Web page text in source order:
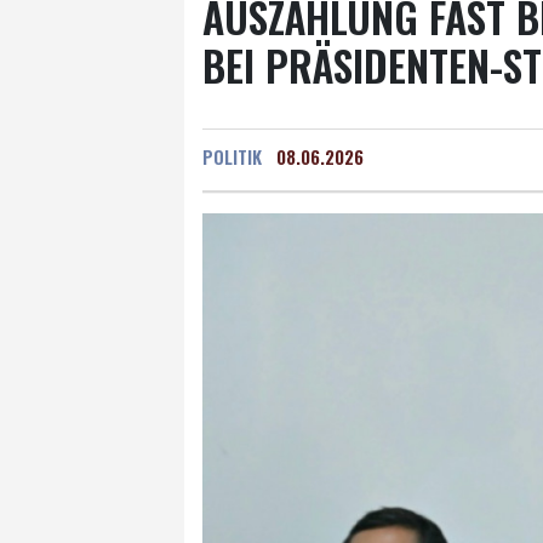
AUSZÄHLUNG FAST
BEI PRÄSIDENTEN-
POLITIK 08.06.2026